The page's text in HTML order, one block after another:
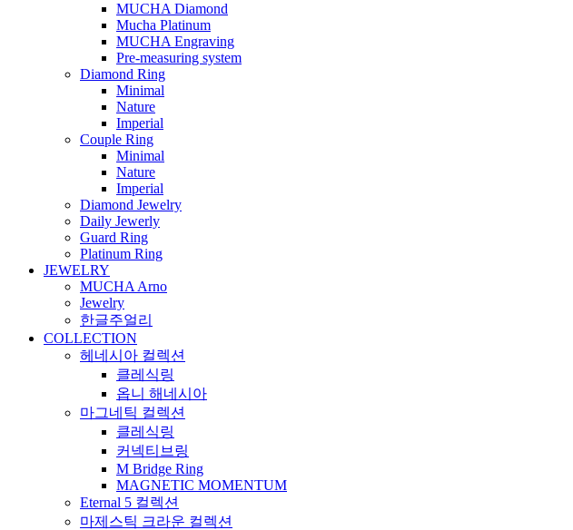
MUCHA Diamond
Mucha Platinum
MUCHA Engraving
Pre-measuring system
Diamond Ring
Minimal
Nature
Imperial
Couple Ring
Minimal
Nature
Imperial
Diamond Jewelry
Daily Jewerly
Guard Ring
Platinum Ring
JEWELRY
MUCHA Arno
Jewelry
한글주얼리
COLLECTION
헤네시아 컬렉션
클레식링
옵니 해네시아
마그네틱 컬렉션
클레식링
커넥티브링
M Bridge Ring
MAGNETIC MOMENTUM
Eternal 5 컬렉션
마제스틱 크라운 컬렉션